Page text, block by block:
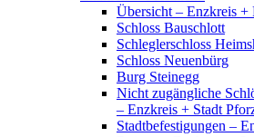
Übersicht – Enzkreis +
Schloss Bauschlott
Schleglerschloss
Schloss Neuenbürg
Burg Steinegg
Nicht zugängliche
– Enzkreis + Stadt
Stadtbefestigungen –